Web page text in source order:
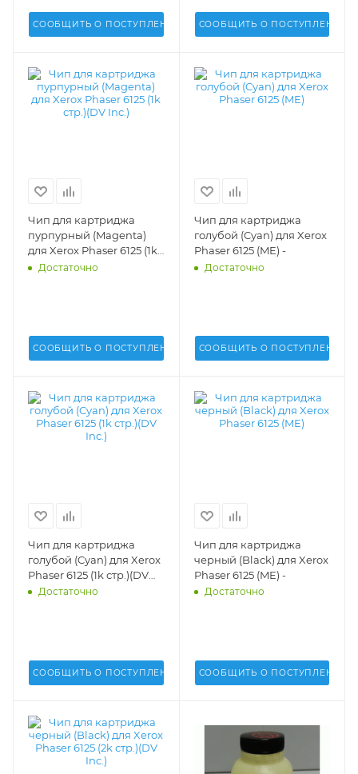
СООБЩИТЬ О ПОСТУПЛЕНИИ СООБЩИТЬ О ПОСТУПЛЕНИИ
Чип для картриджа
пурпурный (Magenta)
для Xerox Phaser 6125 (1k
стр.)(DV Inc.) -
Достаточно
СООБЩИТЬ О ПОСТУПЛЕНИИ
Чип для картриджа
голубой (Cyan) для Xerox
Phaser 6125 (ME) -
Достаточно
СООБЩИТЬ О ПОСТУПЛЕНИИ
Чип для картриджа
голубой (Cyan) для Xerox
Phaser 6125 (1k стр.)(DV
Inc.) -
Достаточно
СООБЩИТЬ О ПОСТУПЛЕНИИ
Чип для картриджа
черный (Black) для Xerox
Phaser 6125 (ME) -
Достаточно
СООБЩИТЬ О ПОСТУПЛЕНИИ